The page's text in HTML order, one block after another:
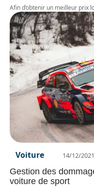
Afin d’obtenir un meilleur prix
Voiture 14/12/2021
Gestion des
voiture de sport